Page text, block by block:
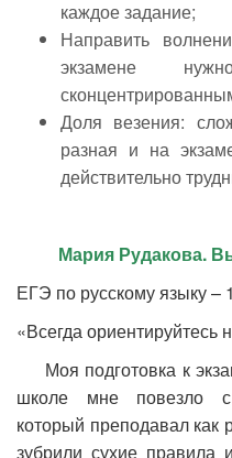
каждое задание;
Направить
экзамене
Доля везения:
разная и на
действительно
Мария Рудакова.
ЕГЭ по русскому языку –
«Всегда ориентируйтесь
Моя подготовка к
школе мне повезло с
который преподавал как
зубрили сухие правила